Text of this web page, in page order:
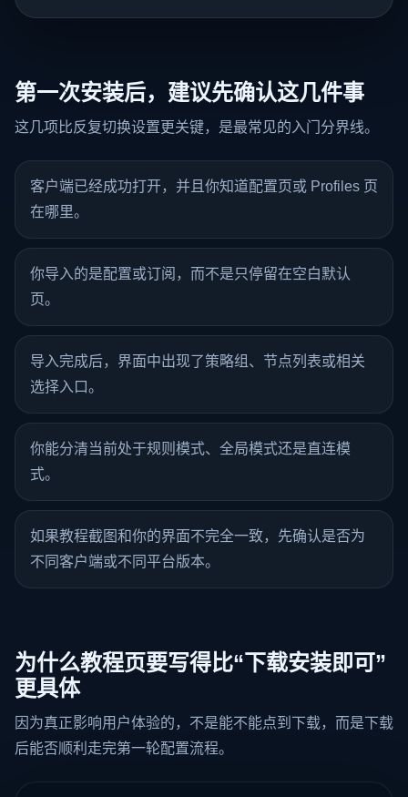
第一次安装后，建议先确认这几件事
这几项比反复切换设置更关键，是最常见的入门分界线。
客户端已经成功打开，并且你知道配置页或 Profiles 页
在哪里。
你导入的是配置或订阅，而不是只停留在空白默认
页。
导入完成后，界面中出现了策略组、节点列表或相关
选择入口。
你能分清当前处于规则模式、全局模式还是直连模
式。
如果教程截图和你的界面不完全一致，先确认是否为
不同客户端或不同平台版本。
为什么教程页要写得比“下载安装即可”
更具体
因为真正影响用户体验的，不是能不能点到下载，而是下载
后能否顺利走完第一轮配置流程。